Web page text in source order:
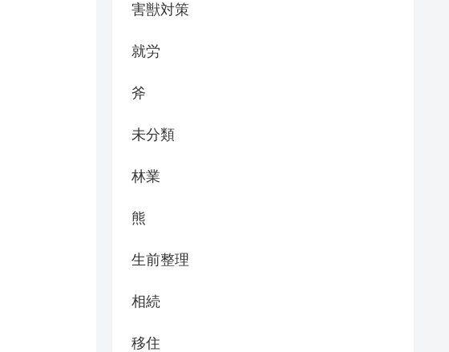
害獣対策
就労
斧
未分類
林業
熊
生前整理
相続
移住